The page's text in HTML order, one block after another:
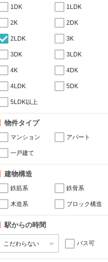
1DK 1LDK
2K 2DK
2LDK 3K
3DK 3LDK
4K 4DK
4LDK 5DK
5LDK以上
物件タイプ
マンション アパート
一戸建て
建物構造
鉄筋系 鉄骨系
木造系 ブロック構造
駅からの時間
バス可